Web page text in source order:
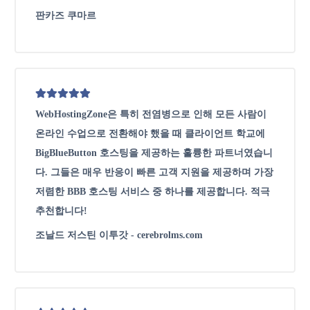
판카즈 쿠마르
WebHostingZone은 특히 전염병으로 인해 모든 사람이
온라인 수업으로 전환해야 했을 때 클라이언트 학교에
BigBlueButton 호스팅을 제공하는 훌륭한 파트너였습니
다. 그들은 매우 반응이 빠른 고객 지원을 제공하며 가장
저렴한 BBB 호스팅 서비스 중 하나를 제공합니다. 적극
추천합니다!
조날드 저스틴 이투갓 - cerebrolms.com